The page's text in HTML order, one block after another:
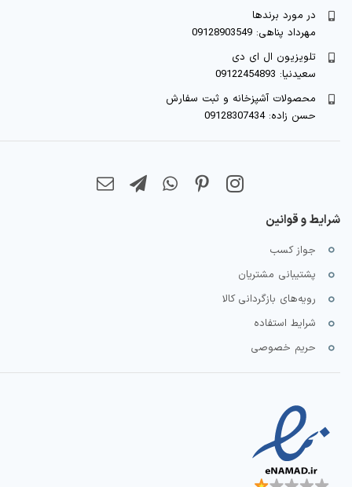
در مورد برندها
مهرداد پناهی: 09128903549
تلویزیون ال ای دی
سعیدنیا: 09122454893
محصولات آشپزخانه و ثبت سفارش
حسن زاده: 09128307434
شرایط و قوانین
جواز کسب
پشتیبانی مشتریان
رویه‌های بازگردانی کالا
شرایط استفاده
حریم خصوصی